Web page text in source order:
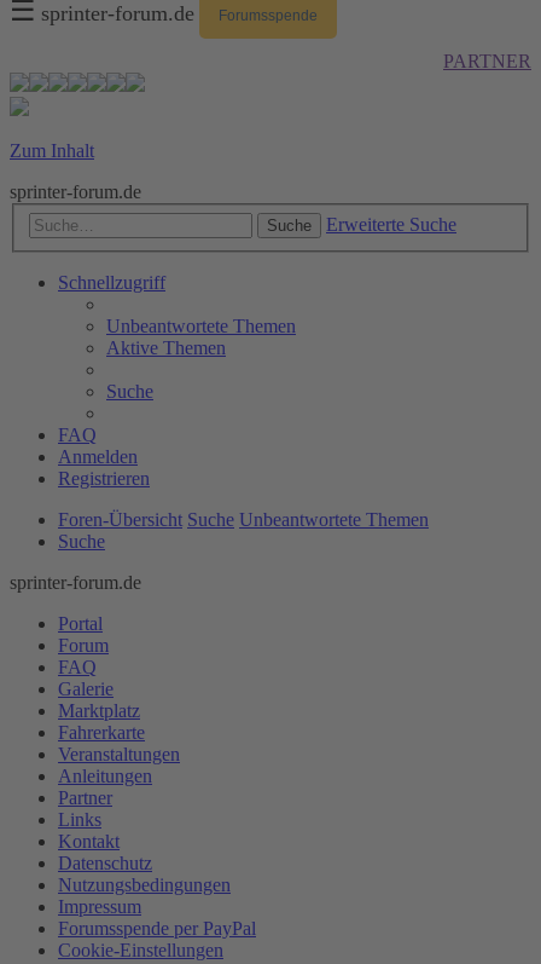
☰ sprinter-forum.de Forumsspende
PARTNER
Zum Inhalt
sprinter-forum.de
Suche Erweiterte Suche
Schnellzugriff
Unbeantwortete Themen
Aktive Themen
Suche
FAQ
Anmelden
Registrieren
Foren-Übersicht Suche Unbeantwortete Themen
Suche
sprinter-forum.de
Portal
Forum
FAQ
Galerie
Marktplatz
Fahrerkarte
Veranstaltungen
Anleitungen
Partner
Links
Kontakt
Datenschutz
Nutzungsbedingungen
Impressum
Forumsspende per PayPal
Cookie-Einstellungen